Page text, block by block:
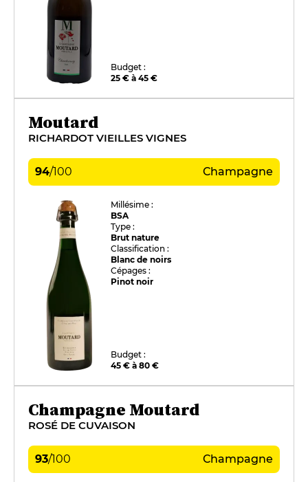
Budget :
25 € à 45 €
Moutard
RICHARDOT VIEILLES VIGNES
94/100 Champagne
Millésime :
BSA
Type :
Brut nature
Classification :
Blanc de noirs
Cépages :
Pinot noir
Budget :
45 € à 80 €
Champagne Moutard
ROSÉ DE CUVAISON
93/100 Champagne